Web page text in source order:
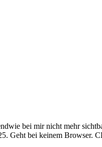
bei mir nicht mehr
Geht bei keinem Browser.